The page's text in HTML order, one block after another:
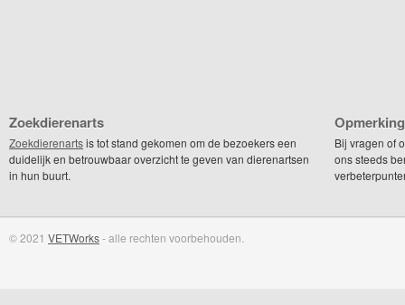
Zoekdierenarts
Zoekdierenartsis tot stand gekomen om de bezoekers een
duidelijk en betrouwbaar overzicht te geven van dierenartsen
in hun buurt.
Bij vragen of
ons steeds
© 2021 VETWorks- alle rechten voorbehouden.